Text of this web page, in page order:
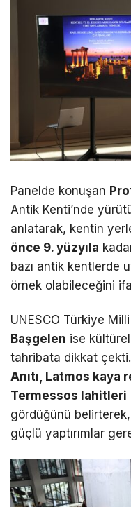
Panelde konuşan
Antik Kenti’nde
anlatarak, kentin
önce 9. yüzyıla
bazı antik kentlerde
örnek olabileceğini
UNESCO Türkiye
Başgelen ise
tahribata dikkat
Anıtı, Latmos kaya
Termessos lahitleri
gördüğünü
güçlü yaptırımlar